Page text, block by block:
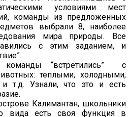
условиями мест
команды из предложенных
выбрали 8, наиболее
мира природы. Все
с этим заданием, и
команды “встретились” с
теплыми, холодными,
т.д. Узнали, что это и есть
Калимантан, школьники
вида есть своя функция в